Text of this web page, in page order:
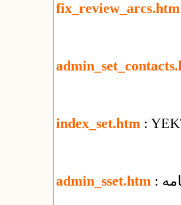
fix_review_arcs.htm
index_set.htm :
admin_sset.htm